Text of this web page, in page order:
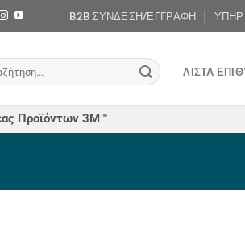
B2B ΣΎΝΔΕΣΗ/ΕΓΓΡΑΦΉ
ΛΊΣΤΑ
Προϊόντων 3Μ™